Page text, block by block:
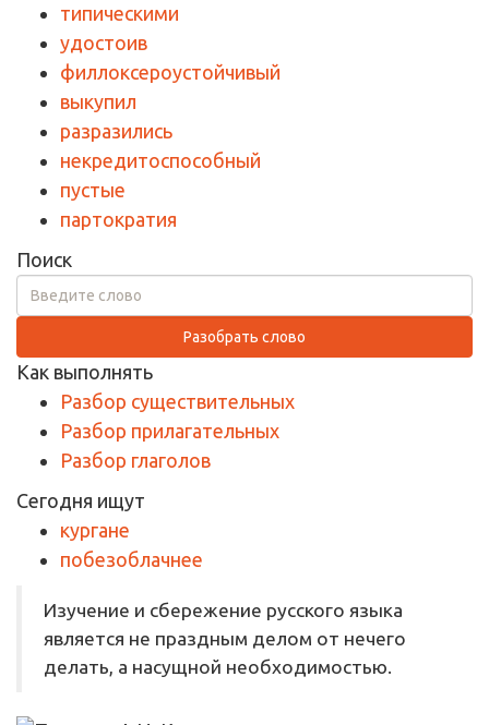
типическими
удостоив
филлоксероустойчивый
выкупил
разразились
некредитоспособный
пустые
партократия
Поиск
Разобрать слово
Как выполнять
Разбор существительных
Разбор прилагательных
Разбор глаголов
Сегодня ищут
кургане
побезоблачнее
Изучение и сбережение русского языка
является не праздным делом от нечего
делать, а насущной необходимостью.